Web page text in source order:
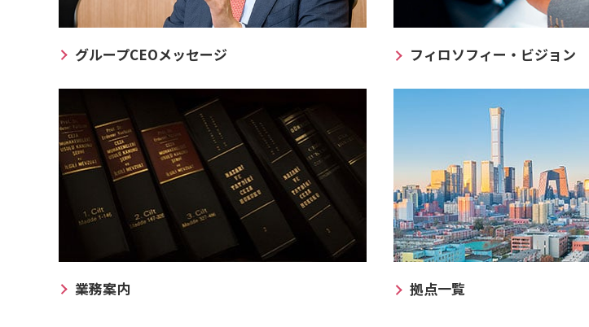
グループCEOメッセージ フィロソフィー・ビジョン
業務案内 拠点一覧